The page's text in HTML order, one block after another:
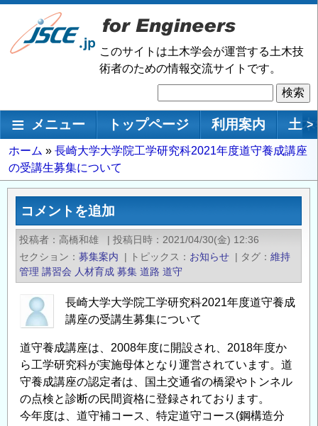
メ
ン
動
このサイトは土木学会が運営する土木技
術者のための情報交流サイトです。
索
メインナビゲーション
メニュー トップページ 利用案内 土 >
パ
ン
く
ホーム
長崎大学大学院工学研究科2021年度道守養成講座
の受講生募集について
コメントを追加
投稿者 高橋和雄 | 投稿日時
2021/04/30(金) 12:36
セクション
募集案内 | トピックス お知らせ | タグ
維持
管理 講習会 人材育成 募集 道路 道守
長崎大学大学院工学研究科2021年度道守養成
講座の受講生募集について
道守養成講座は、2008年度に開設され、2018年度か
ら工学研究科が実施母体となり運営されています。道
守養成講座の認定者は、国土交通省の橋梁やトンネル
の点検と診断の民間資格に登録されております。
今年度は、道守補コース、特定道守コース(鋼構造分